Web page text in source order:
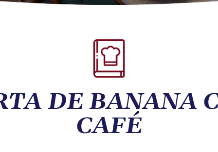
DE BANANA
CAFÉ